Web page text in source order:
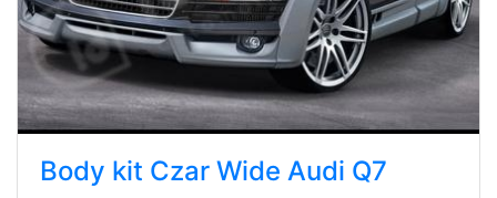
Body kit Czar Wide Audi Q7